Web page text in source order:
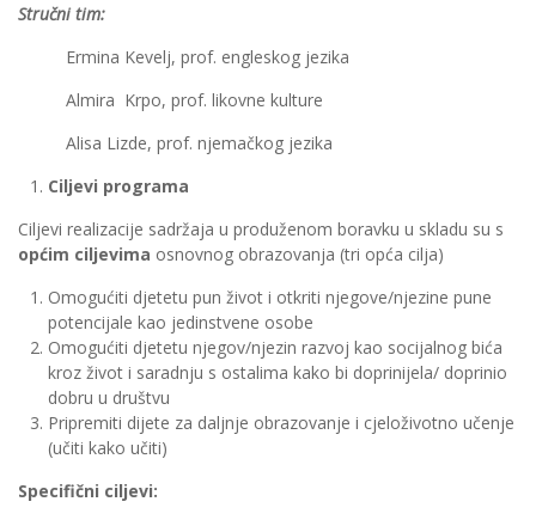
Stručni tim:
Ermina Kevelj, prof. engleskog jezika
Almira Krpo, prof. likovne kulture
Alisa Lizde, prof. njemačkog jezika
Ciljevi programa
Ciljevi realizacije sadržaja u produženom boravku u skladu su s
općim ciljevima osnovnog obrazovanja (tri opća cilja)
Omogućiti djetetu pun život i otkriti njegove/njezine pune
potencijale kao jedinstvene osobe
Omogućiti djetetu njegov/njezin razvoj kao socijalnog bića
kroz život i saradnju s ostalima kako bi doprinijela/ doprinio
dobru u društvu
Pripremiti dijete za daljnje obrazovanje i cjeloživotno učenje
(učiti kako učiti)
Specifični ciljevi: